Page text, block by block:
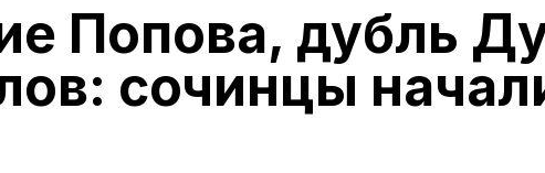
Попова, дубль
сочинцы